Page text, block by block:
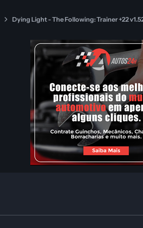
Dying Light - The Following: Trainer +22